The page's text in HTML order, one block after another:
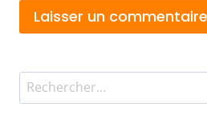
Rechercher :